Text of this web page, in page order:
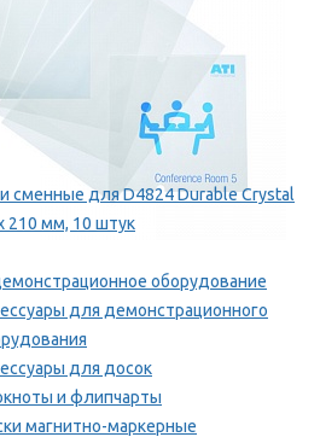
сменные для D4824 Durable Crystal
210 мм, 10 штук
оборудование
для демонстрационного
для досок
и флипчарты
магнитно-маркерные